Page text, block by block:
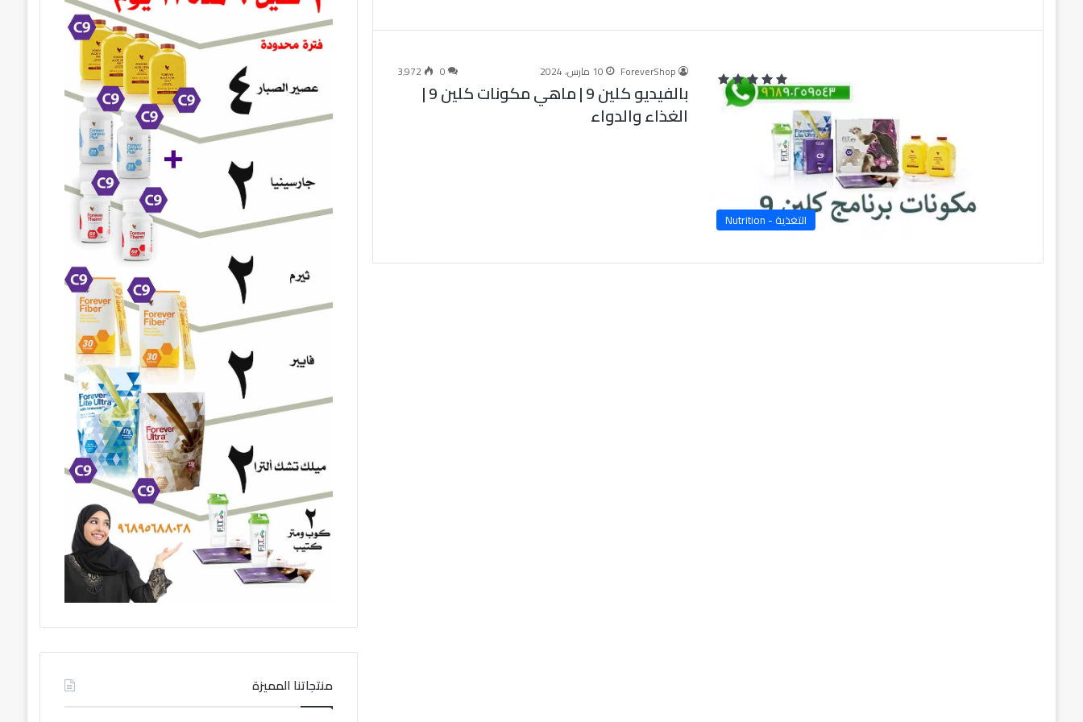
التغذية - Nutrition
ForeverShop 10 مارس، 2024 0 3٬972
بالفيديو كلين 9 | ماهي مكونات كلين 9 |
الغذاء والدواء
منتجاتنا المميزة